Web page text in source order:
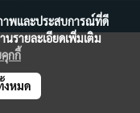
าพและประสบการณ์ที่ดี
นรายละเอียดเพิ่มเติม
กกี้
งหมด